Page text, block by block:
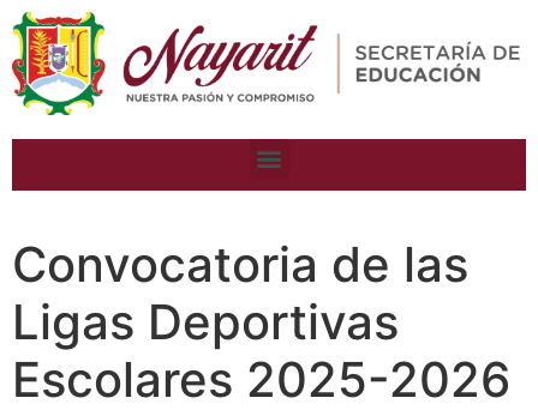
Convocatoria de las
Ligas Deportivas
Escolares 2025-2026